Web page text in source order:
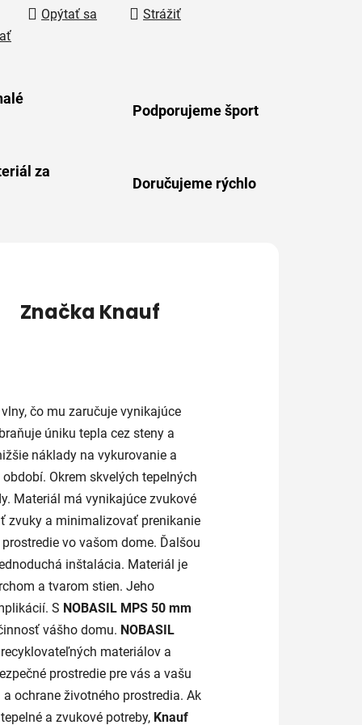
Opýtať sa
Strážiť
Podporujeme šport
za
Doručujeme rýchlo
Značka Knauf
čo mu zaručuje vynikajúce
úniku tepla cez steny a
náklady na vykurovanie a
Okrem skvelých tepelných
Materiál má vynikajúce zvukové
zvuky a minimalizovať prenikanie
vo vašom dome. Ďalšou
inštalácia. Materiál je
a tvarom stien. Jeho
S NOBASIL MPS 50 mm
vášho domu. NOBASIL
materiálov a
prostredie pre vás a vašu
ochrane životného prostredia. Ak
a zvukové potreby, Knauf